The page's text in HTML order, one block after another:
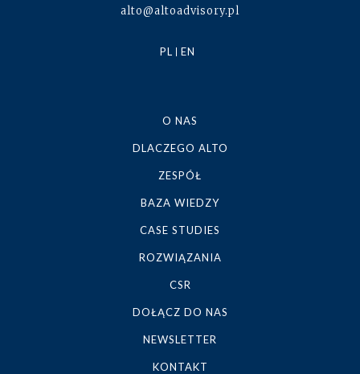
alto@altoadvisory.pl
PL EN
O NAS
DLACZEGO ALTO
ZESPÓŁ
BAZA WIEDZY
CASE STUDIES
ROZWIĄZANIA
CSR
DOŁĄCZ DO NAS
NEWSLETTER
KONTAKT